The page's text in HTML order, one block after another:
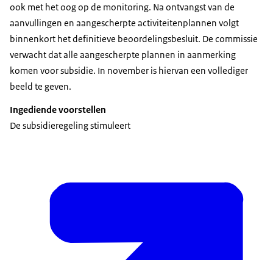
ook met het oog op de monitoring. Na ontvangst van de
aanvullingen en aangescherpte activiteitenplannen volgt
binnenkort het definitieve beoordelingsbesluit. De commissie
verwacht dat alle aangescherpte plannen in aanmerking
komen voor subsidie. In november is hiervan een vollediger
beeld te geven.
Ingediende voorstellen
De subsidieregeling stimuleert